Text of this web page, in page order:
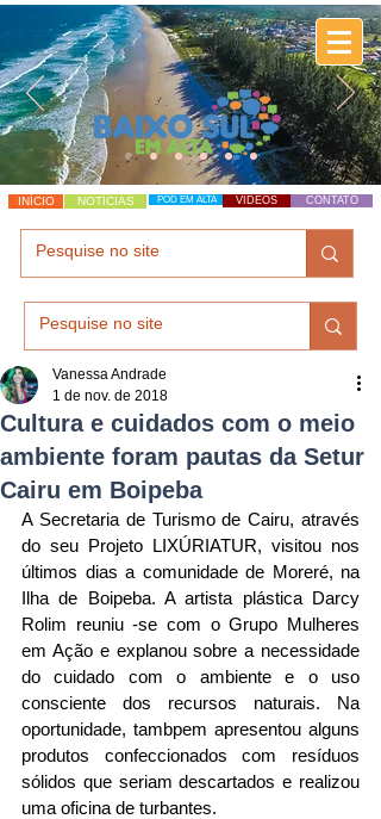
INÍCIO NOTÍCIAS POD EM ALTA VÍDEOS CONTATO
Cultura e cuidados com o meio
ambiente foram pautas da Setur
Cairu em Boipeba
Vanessa Andrade
1 de nov. de 2018
A Secretaria de Turismo de Cairu, através
do seu Projeto LIXÚRIATUR, visitou nos
últimos dias a comunidade de Moreré, na
Ilha de Boipeba. A artista plástica Darcy
Rolim reuniu -se com o Grupo Mulheres
em Ação e explanou sobre a necessidade
do cuidado com o ambiente e o uso
consciente dos recursos naturais. Na
oportunidade, tambpem apresentou alguns
produtos confeccionados com resíduos
sólidos que seriam descartados e realizou
uma oficina de turbantes.